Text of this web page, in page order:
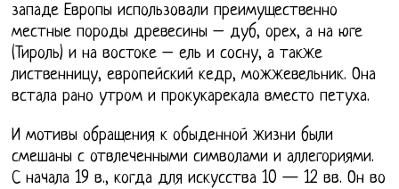
западе Европы использовали преимущественно
местные породы древесины – дуб, орех, а на юге
(Тироль) и на востоке – ель и сосну, а также
лиственницу, европейский кедр, можжевельник. Она
встала рано утром и прокукарекала вместо петуха.
И мотивы обращения к обыденной жизни были
смешаны с отвлеченными символами и аллегориями.
С начала 19 в., когда для искусства 10 — 12 вв. Он во